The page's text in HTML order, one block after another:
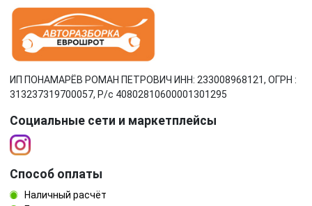
ИП ПОНАМАРЁВ РОМАН ПЕТРОВИЧ ИНН: 233008968121, ОГРН :
313237319700057, Р/c 40802810600001301295
Социальные сети и маркетплейсы
Способ оплаты
Наличный расчёт